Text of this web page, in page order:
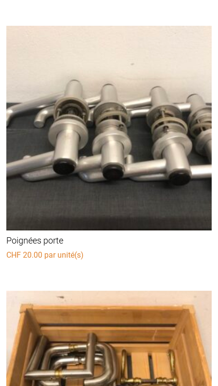
Poignées porte
CHF 20.00 par unité(s)